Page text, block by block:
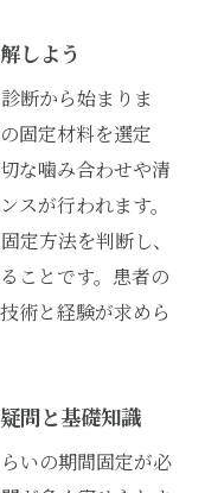
を比較
歯医者での違い
特徴と利点
定性とその役割
の判断基準
症例を歯医者が
選び方と歯医者
イント
定法の特徴
しよう
断から始まりま
固定材料を選定
な噛み合わせや清
スが行われます。
定方法を判断し、
ことです。患者の
術と経験が求めら
問と基礎知識
いの期間固定が必